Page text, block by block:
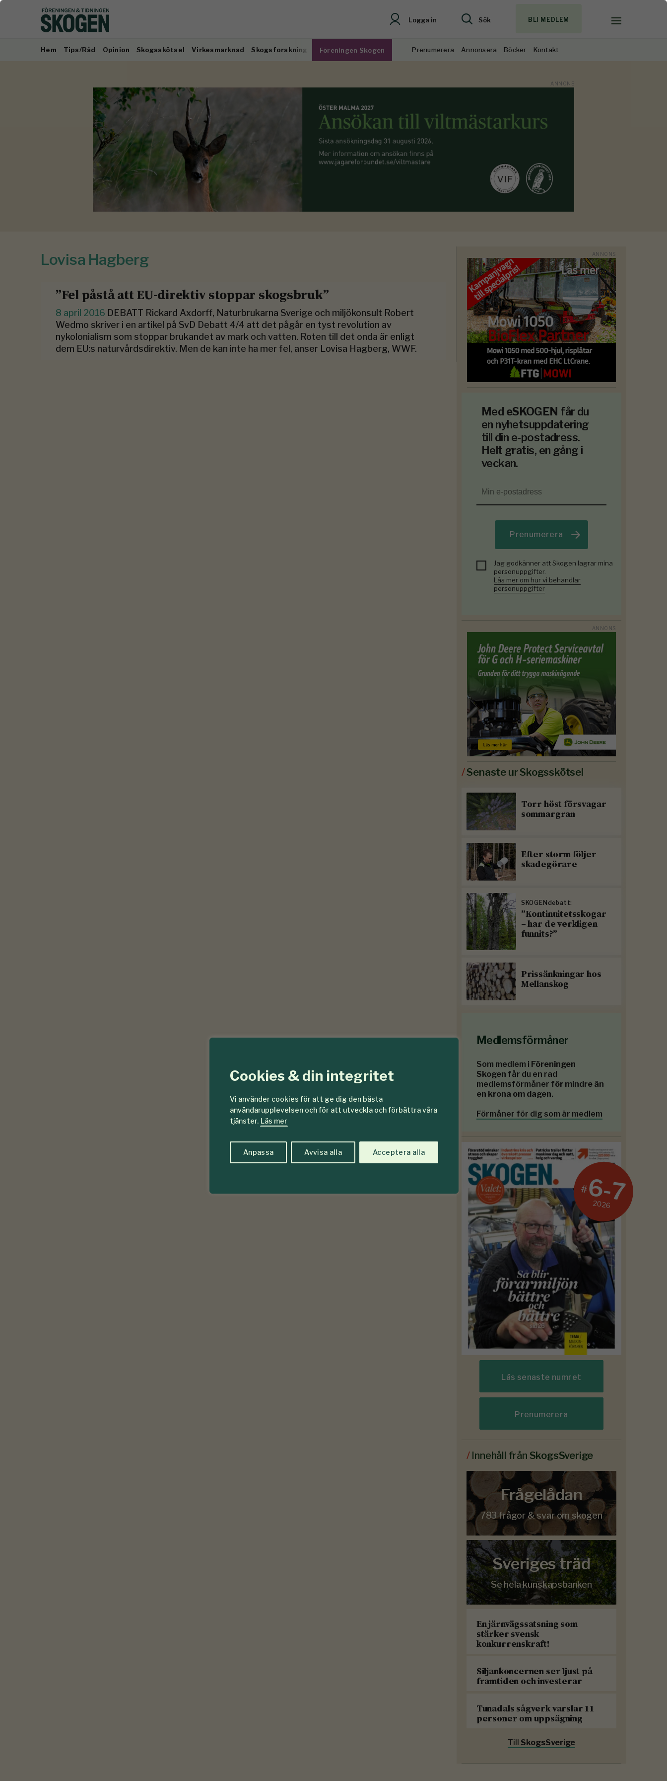
Cookies & din integritet
Vi använder cookies för att ge dig den bästa
användarupplevelsen och för att utveckla och förbättra våra
tjänster. Läs mer
Anpassa Avvisa alla Acceptera alla
Logga in Sök BLI MEDLEM
Hem Tips/Råd Opinion Skogsskötsel Virkesmarknad Skogsforskning Föreningen Skogen Prenumerera Annonsera Böcker Kontakt
Lovisa Hagberg
”Fel påstå att EU-direktiv stoppar skogsbruk”
8 april 2016 DEBATT Rickard Axdorff, Naturbrukarna Sverige och miljökonsult Robert
Wedmo skriver i en artikel på SvD Debatt 4/4 att det pågår en tyst revolution av
nykolonialism som stoppar brukandet av mark och vatten. Roten till det onda är enligt
dem EU:s naturvårdsdirektiv. Men de kan inte ha mer fel, anser Lovisa Hagberg, WWF.
Med eSKOGEN får du
en nyhetsuppdatering
till din e-postadress.
Helt gratis, en gång i
veckan.
Prenumerera
Jag godkänner att Skogen lagrar mina
personuppgifter.
Läs mer om hur vi behandlar
personuppgifter
/Senaste ur Skogsskötsel
Torr höst försvagar
sommargran
Efter storm följer
skadegörare
SKOGENdebatt:
”Kontinuitetsskogar
– har de verkligen
funnits?”
Prissänkningar hos
Mellanskog
Medlemsförmåner
Som medlem i Föreningen
Skogen får du en rad
medlemsförmåner för mindre än
en krona om dagen.
Förmåner för dig som är medlem
#6-7
2026
Läs senaste numret
Prenumerera
/ Innehåll från SkogsSverige
Frågelådan
783 frågor & svar om skogen
Sveriges träd
Se hela kunskapsbanken
En järnvägssatsning som
stärker svensk
konkurrenskraft!
Siljankoncernen ser ljust på
framtiden och investerar
Tunadals sågverk varslar 11
personer om uppsägning
Till SkogsSverige